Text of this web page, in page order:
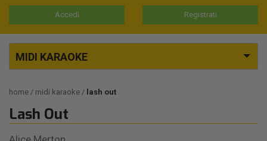
Accedi Registrati
MIDI KARAOKE
home midi karaoke lash out
Lash Out